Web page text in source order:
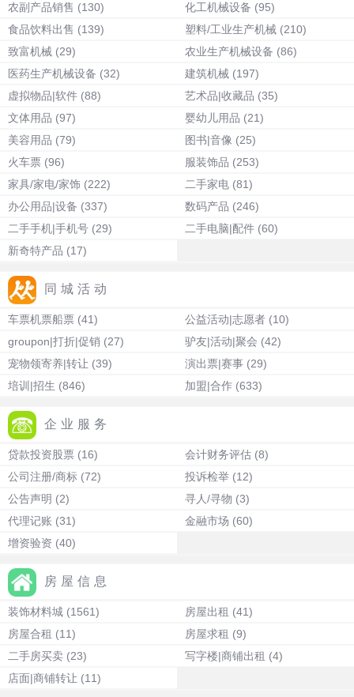
农副产品销售 (130) 化工机械设备 (95)
食品饮料出售 (139) 塑料/工业生产机械 (210)
致富机械 (29) 农业生产机械设备 (86)
医药生产机械设备 (32) 建筑机械 (197)
虚拟物品|软件 (88) 艺术品|收藏品 (35)
文体用品 (97) 婴幼儿用品 (21)
美容用品 (79) 图书|音像 (25)
火车票 (96) 服装饰品 (253)
家具/家电/家饰 (222) 二手家电 (81)
办公用品|设备 (337) 数码产品 (246)
二手手机|手机号 (29) 二手电脑|配件 (60)
新奇特产品 (17)
同城活动
车票机票船票 (41) 公益活动|志愿者 (10)
groupon|打折|促销 (27) 驴友|活动|聚会 (42)
宠物领寄养|转让 (39) 演出票|赛事 (29)
培训|招生 (846) 加盟|合作 (633)
企业服务
贷款投资股票 (16) 会计财务评估 (8)
公司注册/商标 (72) 投诉检举 (12)
公告声明 (2) 寻人/寻物 (3)
代理记账 (31) 金融市场 (60)
增资验资 (40)
房屋信息
装饰材料城 (1561) 房屋出租 (41)
房屋合租 (11) 房屋求租 (9)
二手房买卖 (23) 写字楼|商铺出租 (4)
店面|商铺转让 (11)